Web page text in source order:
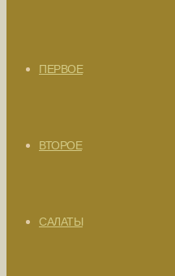
ПЕРВОЕ
ВТОРОЕ
САЛАТЫ